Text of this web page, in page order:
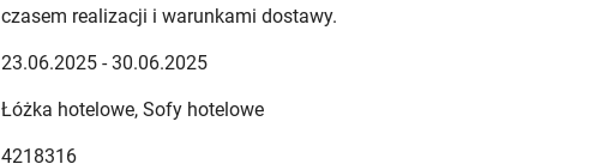
czasem realizacji i warunkami dostawy.
23.06.2025 - 30.06.2025
Łóżka hotelowe, Sofy hotelowe
4218316